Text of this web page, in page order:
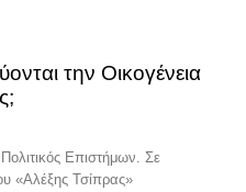
την Οικογένεια
Επιστήμων. Σε
«Αλέξης Τσίπρας»